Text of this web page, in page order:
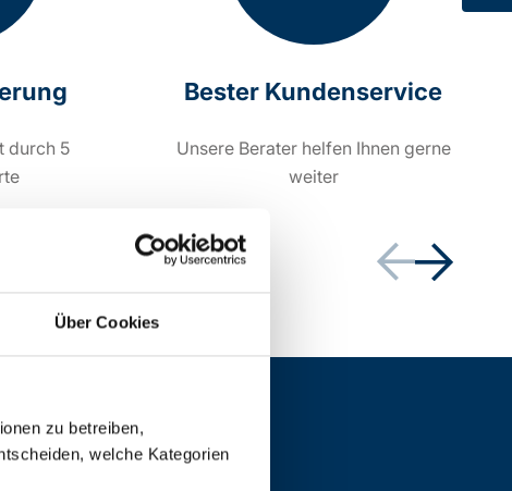
Über Cookies
zu betreiben,
welche Kategorien
durch 5
Bester Kundenservice
Unsere Berater helfen Ihnen gerne
weiter